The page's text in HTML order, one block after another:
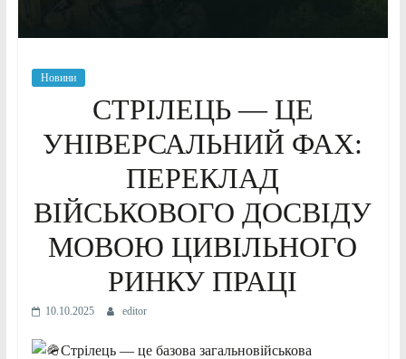
Новини
СТРІЛЕЦЬ — ЦЕ
УНІВЕРСАЛЬНИЙ ФАХ:
ПЕРЕКЛАД
ВІЙСЬКОВОГО ДОСВІДУ
МОВОЮ ЦИВІЛЬНОГО
РИНКУ ПРАЦІ
10.10.2025 editor
Стрілець — це базова загальновійськова